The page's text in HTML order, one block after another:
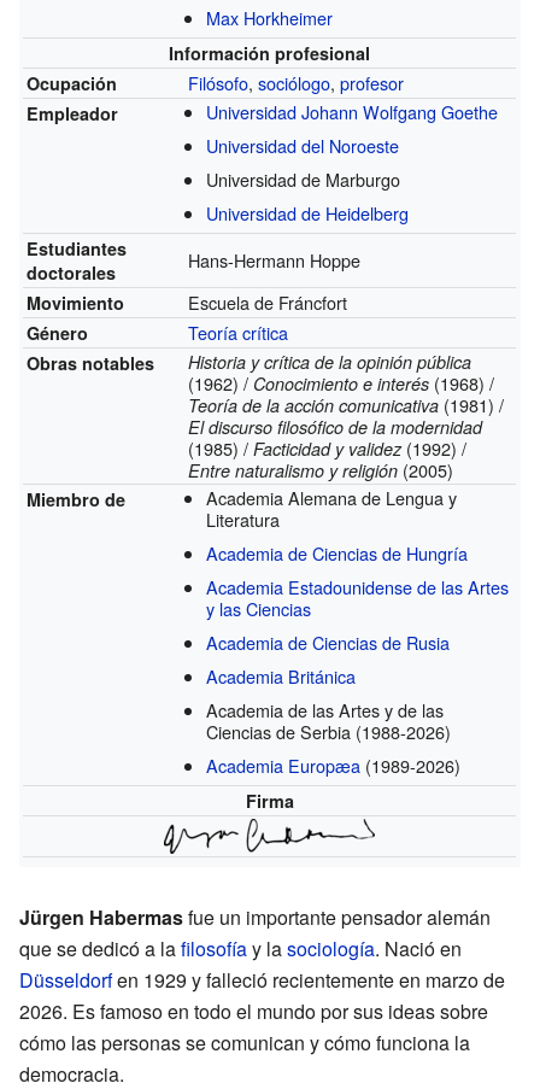
Max Horkheimer
Información profesional
Ocupación
Filósofo,sociólogo,profesor
Empleador
Universidad Johann Wolfgang Goethe
Universidad del Noroeste
Universidad de Marburgo
Universidad de Heidelberg
Estudiantes
doctorales
Hans-Hermann Hoppe
Movimiento Escuela de Fráncfort
Género Teoría crítica
Obras notables Historia y crítica de la opinión pública
(1962) / Conocimiento e interés (1968) /
Teoría de la acción comunicativa (1981) /
El discurso filosófico de la modernidad
(1985) /Facticidad y validez(1992) /
Entre naturalismo y religión (2005)
Miembro de
Academia Alemana de Lengua y
Literatura
Academia de Ciencias de Hungría
Academia Estadounidense de las Artes
y las Ciencias
Academia de Ciencias de Rusia
Academia Británica
Academia de las Artes y de las
Ciencias de Serbia (1988-2026)
Academia Europæa (1989-2026)
Firma
Jürgen Habermasfue un importante pensador alemán
que se dedicó a lafilosofíay lasociología. Nació en
Düsseldorfen 1929 y falleció recientemente en marzo de
2026. Es famoso en todo el mundo por sus ideas sobre
cómo las personas se comunican y cómo funciona la
democracia.